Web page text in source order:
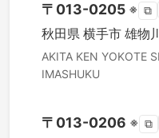
〒 013-0205 ※ ⧉
秋田県 横手市 雄物
AKITA KEN YOKOTE
IMASHUKU
〒 013-0206 ※ ⧉